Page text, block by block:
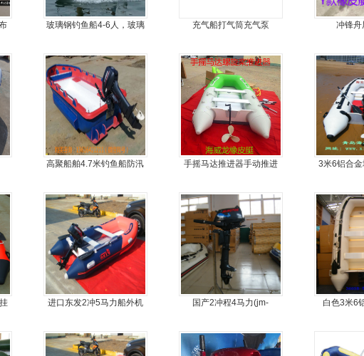
玻璃钢钓鱼船4-6人，玻璃
4.3米前操
充气船打气筒充气泵 冲锋舟
高聚船舶4.7米钓鱼船防汛
力艇
手摇马达推进器手动推进
3米6铝合
舟，
进口东发2冲5马力船外机
国产2冲程4马力(jm-
白色3米6